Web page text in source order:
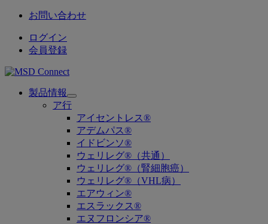
お問い合わせ
ログイン
会員登録
製品情報
Open
submenu
ア行
アイセントレス®
アデムパス®
イドビンソ®
ウェリレグ®（共通）
ウェリレグ®（腎細胞癌）
ウェリレグ®（VHL病）
エアウィン®
エスラックス®
エヌフロンシア®